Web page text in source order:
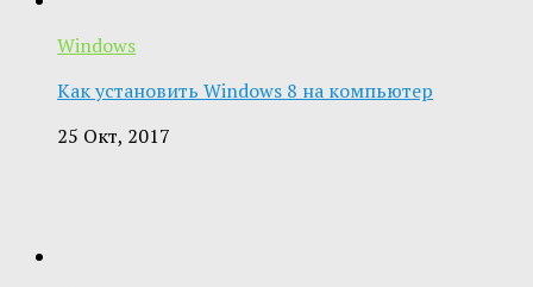
Windows
Как установить Windows 8 на компьютер
25 Окт, 2017